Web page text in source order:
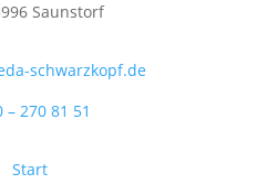
Saunstorf
schwarzkopf.de
– 270 81 51
Start